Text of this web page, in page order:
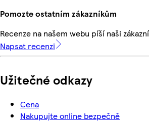
Pomozte ostatním zákazníkům
Recenze na našem webu píší naši
Napsat recenzi
Užitečné odkazy
Cena
Nakupujte online bezpečně